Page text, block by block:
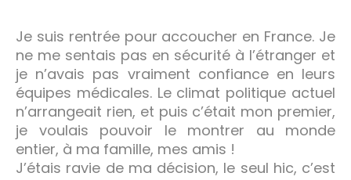
Je suis rentrée pour accoucher en France. Je
ne me sentais pas en sécurité à l’étranger et
je n’avais pas vraiment confiance en leurs
équipes médicales. Le climat politique actuel
n’arrangeait rien, et puis c’était mon premier,
je voulais pouvoir le montrer au monde
entier, à ma famille, mes amis !
J’étais ravie de ma décision, le seul hic, c’est